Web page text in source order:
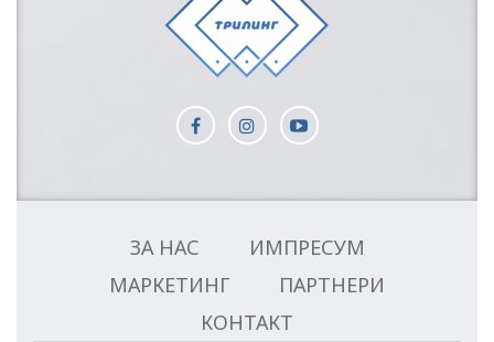
ЗА НАС
ИМПРЕСУМ
МАРКЕТИНГ
ПАРТНЕРИ
КОНТАКТ